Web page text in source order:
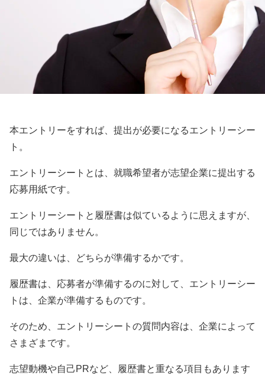
本エントリーをすれば、提出が必要になるエントリーシー
ト。
エントリーシートとは、就職希望者が志望企業に提出する
応募用紙です。
エントリーシートと履歴書は似ているように思えますが、
同じではありません。
最大の違いは、どちらが準備するかです。
履歴書は、応募者が準備するのに対して、エントリーシー
トは、企業が準備するものです。
そのため、エントリーシートの質問内容は、企業によって
さまざまです。
志望動機や自己PRなど、履歴書と重なる項目もあります